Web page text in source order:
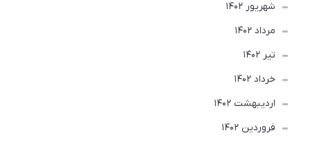
شهریور 1402
مرداد 1402
تير 1402
خرداد 1402
ارديبهشت 1402
فروردین 1402